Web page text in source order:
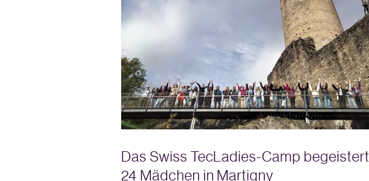
Das Swiss TecLadies-Camp begeistert
24 Mädchen in Martigny